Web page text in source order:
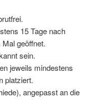
15 Tage nach
geöffnet.
sein.
jeweils mindestens
platziert.
angepasst an die